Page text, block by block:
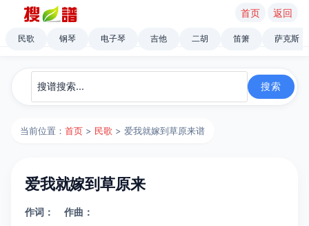
首页 返回
民歌 钢琴 电子琴 吉他 二胡 笛箫 萨克斯
当前位置：首页 > 民歌 > 爱我就嫁到草原来谱
爱我就嫁到草原来
作词： 作曲：